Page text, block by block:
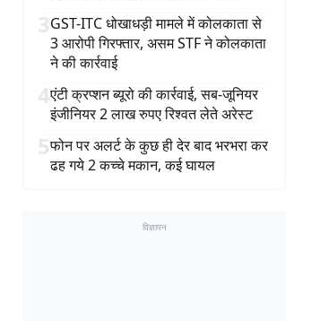
3GST-ITC धोखाधड़ी मामले में कोलकाता से
3 आरोपी गिरफ्तार, असम STF ने कोलकाता
ने की कार्रवाई
4एंटी क्रप्शन ब्यूरो की कार्रवाई, सब-जूनियर
इंजीनियर 2 लाख रुपए रिश्वत लेते अरेस्ट
5फोन पर अलर्ट के कुछ ही देर बाद भरभरा कर
ढह गये 2 कच्चे मकान, कई घायल
विज्ञापन